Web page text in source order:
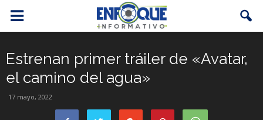
Estrenan primer tráiler de «Avatar,
el camino del agua»
17 mayo, 2022